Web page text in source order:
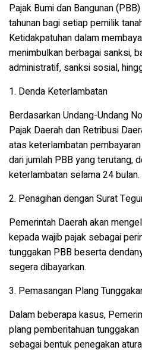
Pajak Bumi dan Bangunan
tahunan bagi setiap pemilik
Ketidakpatuhan dalam
menimbulkan berbagai sanksi,
administratif, sanksi sosial,
1. Denda Keterlambatan
Berdasarkan Undang-Undang
Pajak Daerah dan Retribusi
atas keterlambatan
dari jumlah PBB yang terutang,
keterlambatan selama 24 bulan.
2. Penagihan dengan Surat
Pemerintah Daerah akan
kepada wajib pajak sebagai
tunggakan PBB beserta
segera dibayarkan.
3. Pemasangan Plang
Dalam beberapa kasus,
plang pemberitahuan
sebagai bentuk penegakan